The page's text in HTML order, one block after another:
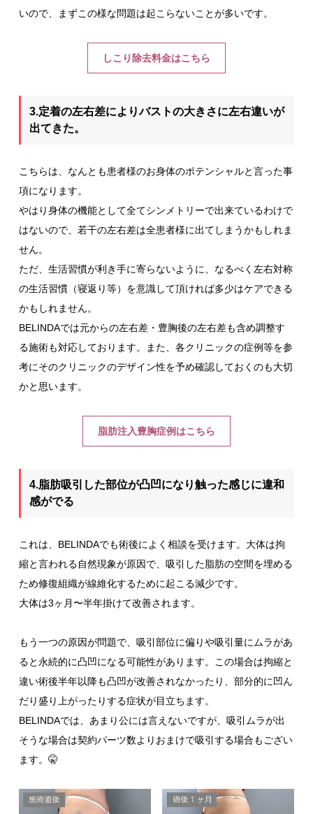
いので、まずこの様な問題は起こらないことが多いです。
しこり除去料金はこちら
3.定着の左右差によりバストの大きさに左右違いが
出てきた。
こちらは、なんとも患者様のお身体のポテンシャルと言った事
項になります。
やはり身体の機能として全てシンメトリーで出来ているわけで
はないので、若干の左右差は全患者様に出てしまうかもしれま
せん。
ただ、生活習慣が利き手に寄らないように、なるべく左右対称
の生活習慣（寝返り等）を意識して頂ければ多少はケアできる
かもしれません。
BELINDAでは元からの左右差・豊胸後の左右差も含め調整す
る施術も対応しております。また、各クリニックの症例等を参
考にそのクリニックのデザイン性を予め確認しておくのも大切
かと思います。
脂肪注入豊胸症例はこちら
4.脂肪吸引した部位が凸凹になり触った感じに違和
感がでる
これは、BELINDAでも術後によく相談を受けます。大体は拘
縮と言われる自然現象が原因で、吸引した脂肪の空間を埋める
ため修復組織が線維化するために起こる減少です。
大体は3ヶ月〜半年掛けて改善されます。
もう一つの原因が問題で、吸引部位に偏りや吸引量にムラがあ
ると永続的に凸凹になる可能性があります。この場合は拘縮と
違い術後半年以降も凸凹が改善されなかったり、部分的に凹ん
だり盛り上がったりする症状が目立ちます。
BELINDAでは、あまり公には言えないですが、吸引ムラが出
そうな場合は契約パーツ数よりおまけで吸引する場合もござい
ます。🤫